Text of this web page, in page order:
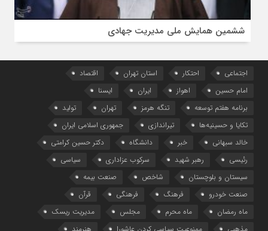
ششمین همایش ملی مدیریت جهادی
اجتماعی احتکار استان تهران
اقتصاد
امام حسین
اهواز ایران
ایسنا
برنامه هفتم توسعه
تنگه هرمز تهران
تولید
تکایا و حسینیه‌ها
تیراندازی
جمهوری اسلامی ایران
خالد سبهانی
خبر دانشگاه
دکتر حسین کرامتی
رئیسی
رهبر شهید سرکوب عزاداری
سیاسی
سیستان و بلوچستان
شاخص
صنعت بیمه
صنعت خودرو
فرهنگ فرهنگی
قرآن
ماه رمضان
ماه محرم مجلس
مدیریت ریسک